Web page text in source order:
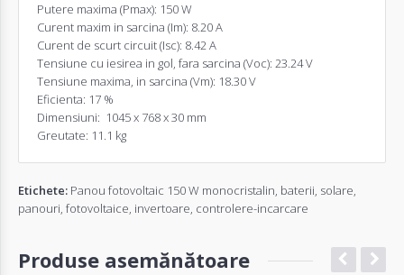
Putere maxima (Pmax): 150 W
Curent maxim in sarcina (Im): 8.20 A
Curent de scurt circuit (Isc): 8.42 A
Tensiune cu iesirea in gol, fara sarcina (Voc): 23.24 V
Tensiune maxima, in sarcina (Vm): 18.30 V
Eficienta: 17 %
Dimensiuni: 1045 x 768 x 30 mm
Greutate: 11.1 kg
Etichete: Panou fotovoltaic 150 W monocristalin, baterii, solare,
panouri, fotovoltaice, invertoare, controlere-incarcare
Produse asemănătoare